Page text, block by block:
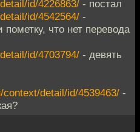
id/4226863/ - постал
id/4542564/ -
что нет перевода
id/4703794/ - девять
detail/id/4539463/ -